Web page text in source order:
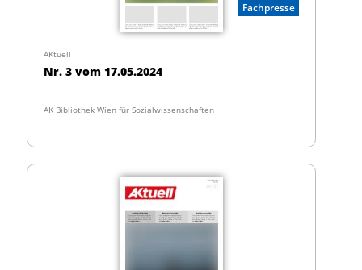
Fachpresse
AKtuell
Nr. 3 vom 17.05.2024
AK Bibliothek Wien für Sozialwissenschaften